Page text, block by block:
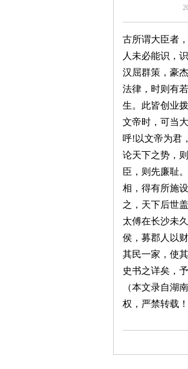
古所谓大臣者
人未必能识，
汉屈群策，豪
法律，时则有
生。此皆创业
文帝时，可当
呼! 以文帝为君
论天下之势，
臣，则先廉耻
相，得有所施
之，天下后世
太傅在长沙未
侯，募郡人以
其民一家，使
史书之详矣，
（本文录自湖
权，严禁转载！